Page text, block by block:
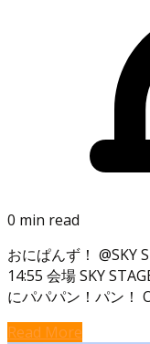
0 min read
おにぱんず！ @SKY
14:55 会場 SKY
にパパパン！パン！
Read More